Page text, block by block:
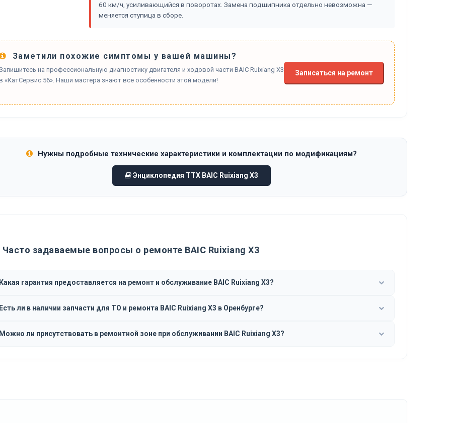
60 км/ч, усиливающийся в поворотах. Замена подшипника отдельно невозможна —
меняется ступица в сборе.
Заметили похожие симптомы у вашей машины?
на профессиональную диагностику двигателя и ходовой части BAIC Ruixiang X3
«КатСервис 56». Наши мастера знают все особенности этой модели!
Записаться на ремонт
Нужны подробные технические характеристики и комплектации по модификациям?
Энциклопедия ТТХ BAIC Ruixiang X3
Часто задаваемые вопросы о ремонте BAIC Ruixiang X3
гарантия предоставляется на ремонт и обслуживание BAIC Ruixiang X3?
ли в наличии запчасти для ТО и ремонта BAIC Ruixiang X3 в Оренбурге?
ли присутствовать в ремонтной зоне при обслуживании BAIC Ruixiang X3?